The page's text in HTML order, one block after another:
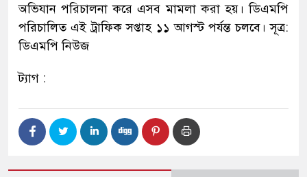
অভিযান পরিচালনা করে এসব মামলা করা হয়। ডিএমপি
পরিচালিত এই ট্রাফিক সপ্তাহ ১১ আগস্ট পর্যন্ত চলবে। সূত্র:
ডিএমপি নিউজ
ট্যাগ :